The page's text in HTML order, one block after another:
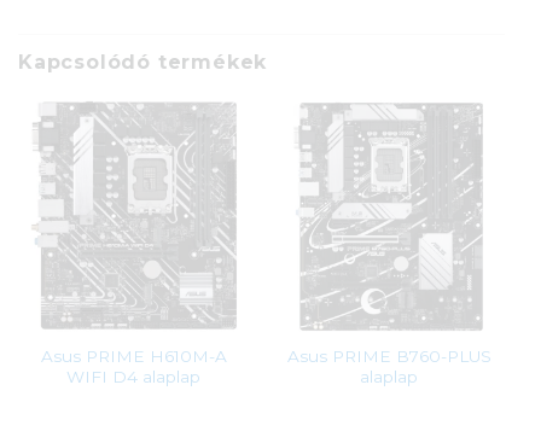
Kapcsolódó termékek
Asus PRIME H610M-A
WIFI D4 alaplap
Asus PRIME B760-PLUS
alaplap